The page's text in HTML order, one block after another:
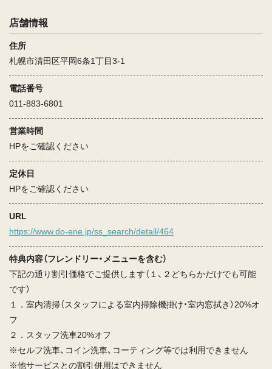
店舗情報
住所
札幌市清田区平岡6条1丁目3-1
電話番号
011-883-6801
営業時間
HPをご確認ください
定休日
HPをご確認ください
URL
https://www.do-ene.jp/ss_search/detail/464
特典内容（フレンドリー・メニューを含む）
下記の通り割引価格でご提供します（１、２どちらかだけでも可能
です）
１．室内清掃（スタッフによる室内掃除機掛け・室内窓拭き）20%オ
フ
２．スタッフ洗車20%オフ
※セルフ洗車、コイン洗車、コーティング等では利用できません
※他サービスとの割引併用はできません